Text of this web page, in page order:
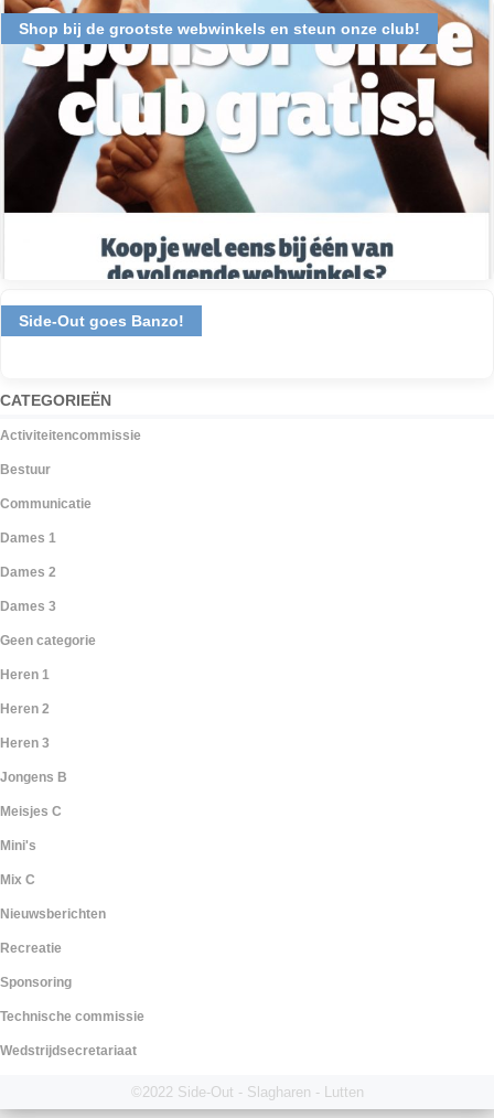
Shop bij de grootste webwinkels en steun onze club!
Side-Out goes Banzo!
CATEGORIEËN
Activiteitencommissie
Bestuur
Communicatie
Dames 1
Dames 2
Dames 3
Geen categorie
Heren 1
Heren 2
Heren 3
Jongens B
Meisjes C
Mini's
Mix C
Nieuwsberichten
Recreatie
Sponsoring
Technische commissie
Wedstrijdsecretariaat
©2022 Side-Out - Slagharen - Lutten